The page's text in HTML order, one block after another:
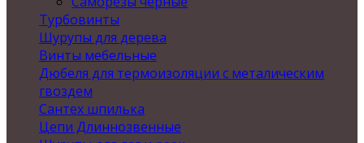
Турбовинты
Шурупы для дерева
Винты мебельные
Дюбеля для термоизоляции с металическим
гвоздем
Сантех шпилька
Цепи Длиннозвенные